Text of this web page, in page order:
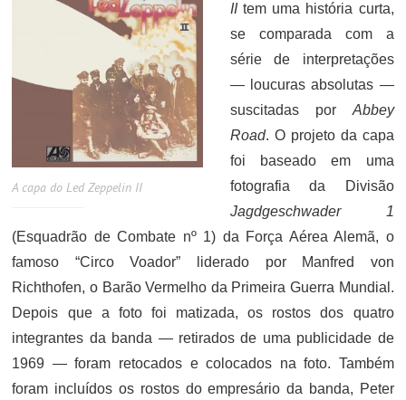
A capa do Led Zeppelin II
IItem uma história curta,
se comparada com a
série de interpretações
— loucuras absolutas —
suscitadas por Abbey
Road. O projeto da capa
foi baseado em uma
fotografia da Divisão
Jagdgeschwader 1
(Esquadrão de Combate nº 1) da Força Aérea Alemã, o
famoso “Circo Voador” liderado por Manfred von
Richthofen, o Barão Vermelho da Primeira Guerra Mundial.
Depois que a foto foi matizada, os rostos dos quatro
integrantes da banda — retirados de uma publicidade de
1969 — foram retocados e colocados na foto. Também
foram incluídos os rostos do empresário da banda, Peter